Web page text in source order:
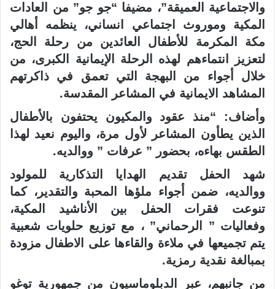
والاجتماعية العميقة”، مضيفا “جو جو” من العادات
المكية وموروث اجتماعي انساني، ينظمه أهالي
مكة المكرمة للأطفال العائدين من رحلة الحج،
لتعزيز انتماءهم لهذه الرحلة الإيمانية الكبرى، من
خلال أجواء من البهجة التي تعمق في ذاكرتهم
المشاهد الايمانية في المشاعر المقدسة.
وأضاف: “منذ عقود والمكيون يحتفون بالأطفال
الذين يطأون المشاعر لأول مرة، واليوم نعيد لهذا
الطقس بهاءه، بحضور ” عرفات ” ووالديه.
شهد الحفل تقديم الهدايا التذكارية للمولود
ووالديه، ضمن أجواء ملؤها المحبة والتقدير، كما
تنوعت فقرات الحفل بين الأناشيد المكية،
وفعاليات ” الرحماني” ، مع توزيع حلويات شعبية
يتم تجميعها في ملاءة والقاءها على الاطفال مزودة
بمبالغة نقدية رمزية.
من جانبهم، عبر الدبلوماسيون من جمهورية توغو